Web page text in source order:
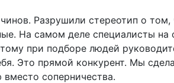
Разрушили стереотип о том,
На самом деле специалисты на
при подборе людей
Это прямой конкурент. Мы
соперничества.